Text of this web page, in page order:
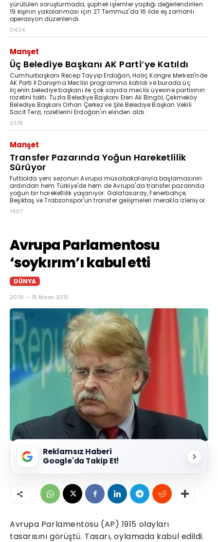
yürütülen soruşturmada, şüpheli işlemler yaptığı değerlendirilen
19 kişinin yakalanması için 27 Temmuz'da 16 ilde eş zamanlı
operasyon düzenlendi.
04:34
Manşet
Üç Belediye Başkanı AK Parti’ye Katıldı
Cumhurbaşkanı Recep Tayyip Erdoğan, Haliç Kongre Merkezi'nde
AK Parti İl Danışma Meclisi programına katıldı ve burada üç
ilçenin belediye başkanı ile çok sayıda meclis üyesine partisinin
rozetini taktı. Tuzla Belediye Başkanı Eren Ali Bingöl, Çekmeköy
Belediye Başkanı Orhan Çerkez ve Şile Belediye Başkan Vekili
Sacit Terzi, rozetlerini Erdoğan'ın elinden aldı.
23:18
Manşet
Transfer Pazarında Yoğun Hareketlilik
Sürüyor
Futbolda yeni sezonun Avrupa müsabakalarıyla başlamasının
ardından hem Türkiye'de hem de Avrupa'da transfer pazarında
yoğun bir hareketlilik yaşanıyor. Galatasaray, Fenerbahçe,
Beşiktaş ve Trabzonspor'un transfer gelişmeleri merakla izleniyor.
14:07